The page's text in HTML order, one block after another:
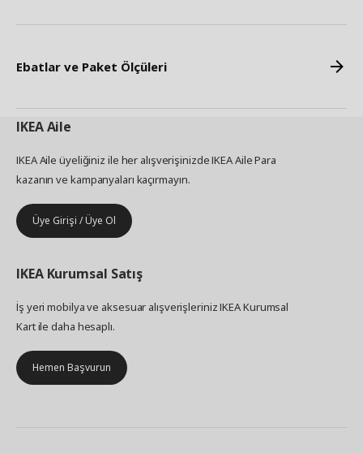
Ebatlar ve Paket Ölçüleri
IKEAAile
IKEA Aile üyeliğiniz ile her alışverişinizde IKEA Aile Para
kazanın ve kampanyaları kaçırmayın.
Üye Girişi / Üye Ol
IKEA Kurumsal Satış
İş yeri mobilya ve aksesuar alışverişleriniz IKEA Kurumsal
Kart ile daha hesaplı.
Hemen Başvurun